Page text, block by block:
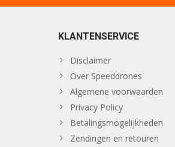
KLANTENSERVICE
Disclaimer
Over Speeddrones
Algemene voorwaarden
Privacy Policy
Betalingsmogelijkheden
Zendingen en retouren